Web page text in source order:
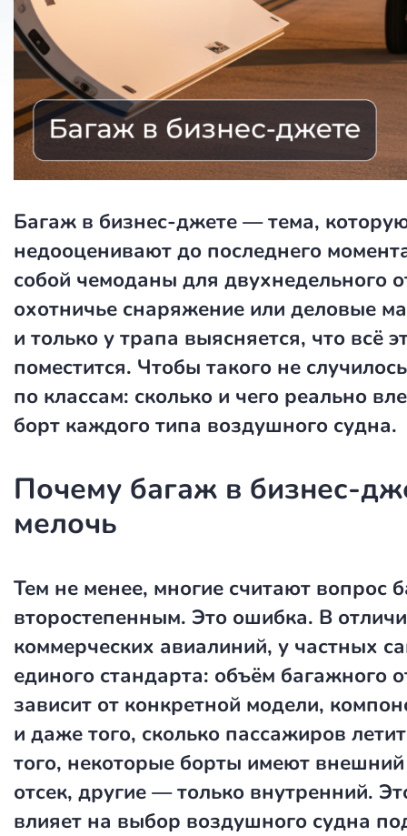
Багаж в бизнес-джете — тема,
недооценивают до последнего
собой чемоданы для двухнедельного
охотничье снаряжение или деловые
и только у трапа выясняется, что всё
поместится. Чтобы такого не
по классам: сколько и чего реально
борт каждого типа воздушного судна.
Почему багаж в бизнес-
мелочь
Тем не менее, многие считают вопрос
второстепенным. Это ошибка. В
коммерческих авиалиний, у частных
единого стандарта: объём багажного
зависит от конкретной модели,
и даже того, сколько пассажиров
того, некоторые борты имеют
отсек, другие — только внутренний.
влияет на выбор воздушного судна